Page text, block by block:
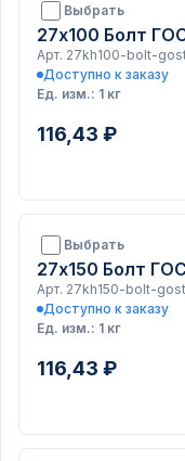
Выбрать
27х100 Болт
Арт. 27kh100-bolt-
Доступно к заказу
Ед. изм.: 1 кг
116,43 ₽
Выбрать
27х150 Болт
Арт. 27kh150-bolt-
Доступно к заказу
Ед. изм.: 1 кг
116,43 ₽